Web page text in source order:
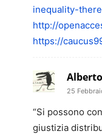
inequality-
http://
https://
25
“Si possono
giustizia